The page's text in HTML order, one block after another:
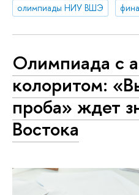
олимпиады НИУ ВШЭ
Олимпиада с
колоритом:
проба» ждет
Востока